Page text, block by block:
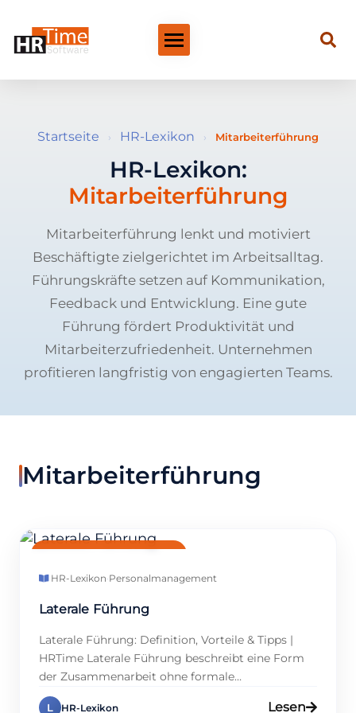
Startseite › HR-Lexikon › Mitarbeiterführung
HR-Lexikon:
Mitarbeiterführung
Mitarbeiterführung lenkt und motiviert
Beschäftigte zielgerichtet im Arbeitsalltag.
Führungskräfte setzen auf Kommunikation,
Feedback und Entwicklung. Eine gute
Führung fördert Produktivität und
Mitarbeiterzufriedenheit. Unternehmen
profitieren langfristig von engagierten Teams.
Mitarbeiterführung
HR-Lexikon·Personalmanagement
Laterale Führung
Laterale Führung: Definition, Vorteile & Tipps |
HRTime Laterale Führung beschreibt eine Form
der Zusammenarbeit ohne formale
Weisungsbefugnis. Sie gewinnt im modernen
L HR-Lexikon Lesen